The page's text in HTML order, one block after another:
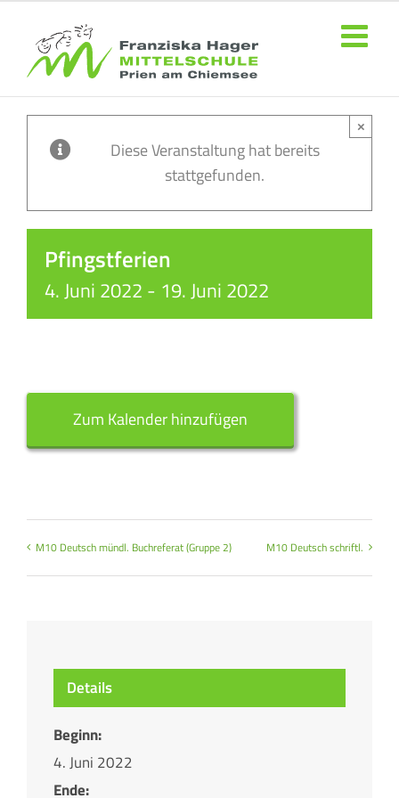
springen
Diese Veranstaltung hat bereits
stattgefunden.
×
Pfingstferien
4. Juni 2022 - 19. Juni 2022
Zum Kalender hinzufügen
M10 Deutsch mündl. Buchreferat (Gruppe 2) M10 Deutsch schriftl.
Details
Beginn:
4. Juni 2022
Ende: